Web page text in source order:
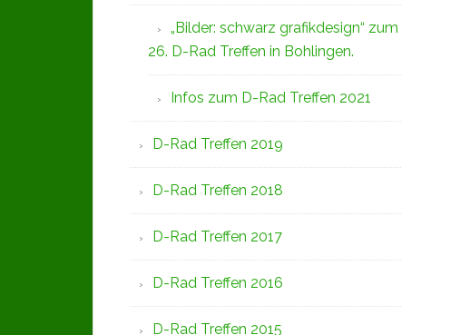
„Bilder: schwarz grafikdesign“ zum
26. D-Rad Treffen in Bohlingen.
Infos zum D-Rad Treffen 2021
D-Rad Treffen 2019
D-Rad Treffen 2018
D-Rad Treffen 2017
D-Rad Treffen 2016
D-Rad Treffen 2015